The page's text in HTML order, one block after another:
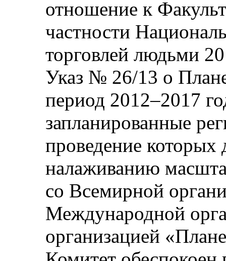
отношение к
частности
торговлей людьми
Указ № 26/13 о
период 2012–2017
запланированные
проведение которых
налаживанию
со Всемирной
Международной
организацией